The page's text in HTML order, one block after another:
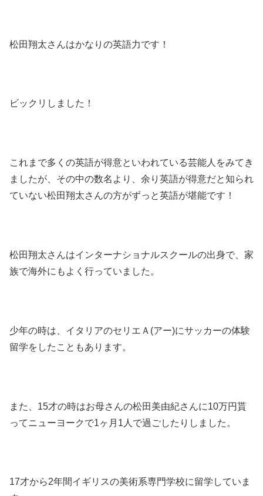
松田翔太さんはかなりの英語力です！
ビックリしました！
これまで多くの英語が得意といわれている芸能人をみてき
ましたが、その中の数名より、余り英語が得意だと知られ
ていない松田翔太さんの方がずっと英語が堪能です！
松田翔太さんはインターナショナルスクールの出身で、家
族で海外にもよく行っていました。
少年の時は、イタリアのセリエＡ(アー)にサッカーの体験
留学をしたこともあります。
また、15才の時はお母さんの松田美由紀さんに10万円貰
ってニューヨークで1ヶ月1人で過ごしたりしました。
17才から2年間イギリスの美術系専門学校に留学していま